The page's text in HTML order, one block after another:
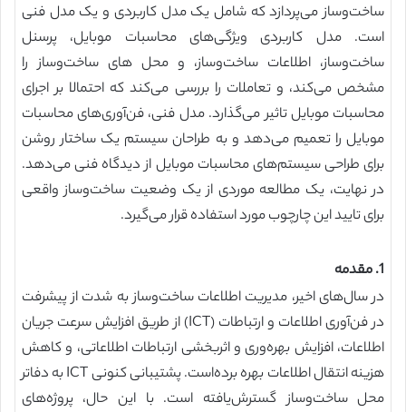
ساخت‌وساز می‌پردازد که شامل یک مدل کاربردی و یک مدل فنی
است. مدل کاربردی ویژگی‌های محاسبات موبایل، پرسنل
ساخت‌وساز، اطلاعات ساخت‌وساز، و محل های ساخت‌وساز را
مشخص می‌کند، و تعاملات را بررسی می‌کند که احتمالا بر اجرای
محاسبات موبایل تاثیر می‌گذارد. مدل فنی، فن‌آوری‌های محاسبات
موبایل را تعمیم می‌دهد و به طراحان سیستم یک ساختار روشن
برای طراحی سیستم‌های محاسبات موبایل از دیدگاه فنی می‌دهد.
در نهایت، یک مطالعه موردی از یک وضعیت ساخت‌وساز واقعی
برای تایید این چارچوب مورد استفاده قرار می‌گیرد.
1. مقدمه
در سال‌های اخیر، مدیریت اطلاعات ساخت‌وساز به شدت از پیشرفت
در فن‌آوری اطلاعات و ارتباطات (‏ICT)‏ از طریق افزایش سرعت جریان
اطلاعات، افزایش بهره‌وری و اثربخشی ارتباطات اطلاعاتی، و کاهش
هزینه انتقال اطلاعات بهره برده‌است. پشتیبانی کنونی ICT به دفاتر
محل ساخت‌وساز گسترش‌یافته است. با این حال، پروژه‌های